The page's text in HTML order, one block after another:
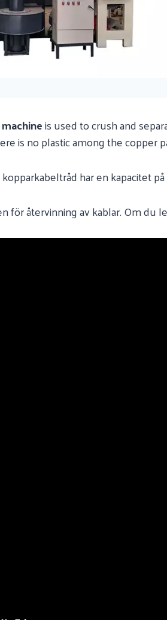
is used to crush and
is no plastic among the copper
har en kapacitet
för återvinning av kablar. Om